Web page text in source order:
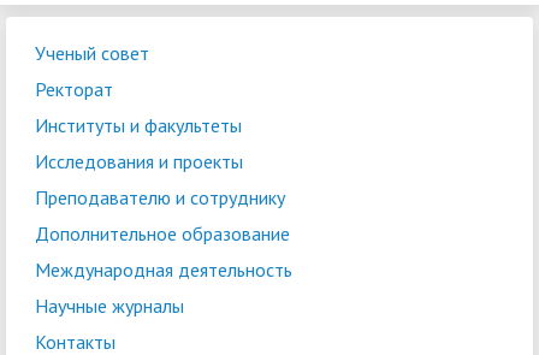
Ученый совет
Ректорат
Институты и факультеты
Исследования и проекты
Преподавателю и сотруднику
Дополнительное образование
Международная деятельность
Научные журналы
Контакты